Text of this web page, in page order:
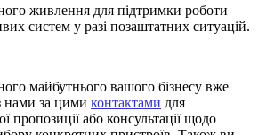
живлення для підтримки роботи
систем у разі позаштатних ситуацій.
майбутнього вашого бізнесу вже
нами за цими контактами для
пропозиції або консультації щодо